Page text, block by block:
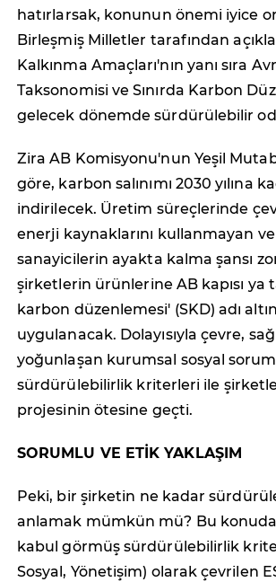
hatırlarsak, konunun önemi iyice
Birleşmiş Milletler tarafından
Kalkınma Amaçları'nın yanı sıra
Taksonomisi ve Sınırda Karbon
gelecek dönemde sürdürülebilir
Zira AB Komisyonu'nun Yeşil
göre, karbon salınımı 2030 yılına
indirilecek. Üretim süreçlerinde
enerji kaynaklarını kullanmayan
sanayicilerin ayakta kalma şansı
şirketlerin ürünlerine AB kapısı ya
karbon düzenlemesi' (SKD) adı
uygulanacak. Dolayısıyla çevre,
yoğunlaşan kurumsal sosyal
sürdürülebilirlik kriterleri ile
projesinin ötesine geçti.
SORUMLU VE ETİK YAKLAŞIM
Peki, bir şirketin ne kadar
anlamak mümkün mü? Bu konuda
kabul görmüş sürdürülebilirlik
Sosyal, Yönetişim) olarak çevrilen